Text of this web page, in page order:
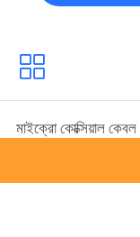
মাইক্রো কোক্সিয়াল কেবল
এলভিডিএস কেবল সভা